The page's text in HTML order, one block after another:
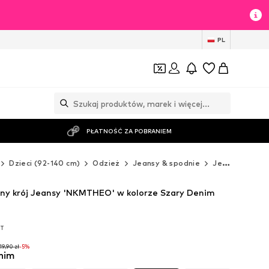
PL
PŁATNOŚĆ ZA POBRANIEM
Dzieci (92-140 cm) Odzież Jeansy & spodnie Jeansy
zł-5%
zł
krój Jeansy 'NKMTHEO' w kolorze Szary Denim